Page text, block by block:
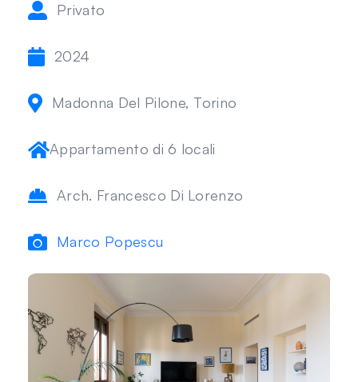
Privato
2024
Madonna Del Pilone, Torino
Appartamento di 6 locali
Arch. Francesco Di Lorenzo
Marco Popescu